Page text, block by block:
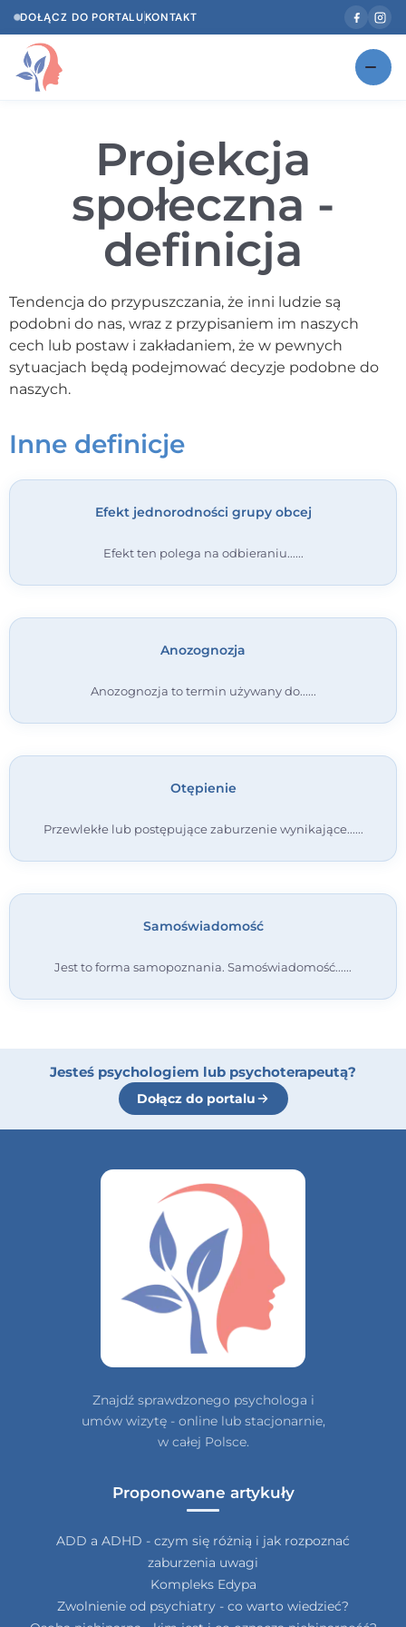
DOŁĄCZ DO PORTALUKONTAKT
Według specjalizacji
Psycholog w Twoim języku
Testy psychologiczne
Dawka wiedzy
Dla specjalistów
Kontakt
Projekcja
społeczna -
definicja
Tendencja do przypuszczania, że inni ludzie są
podobni do nas, wraz z przypisaniem im naszych
cech lub postaw i zakładaniem, że w pewnych
sytuacjach będą podejmować decyzje podobne do
naszych.
Inne definicje
Efekt jednorodności grupy obcej
Efekt ten polega na odbieraniu...
Anozognozja
Anozognozja to termin używany do...
Otępienie
Przewlekłe lub postępujące zaburzenie wynikające...
Samoświadomość
Jest to forma samopoznania. Samoświadomość...
Jesteś psychologiem lub psychoterapeutą?
Dołącz do portalu
Znajdź sprawdzonego psychologa i
umów wizytę - online lub stacjonarnie,
w całej Polsce.
Proponowane artykuły
ADD a ADHD - czym się różnią i jak rozpoznać
zaburzenia uwagi
Kompleks Edypa
Zwolnienie od psychiatry - co warto wiedzieć?